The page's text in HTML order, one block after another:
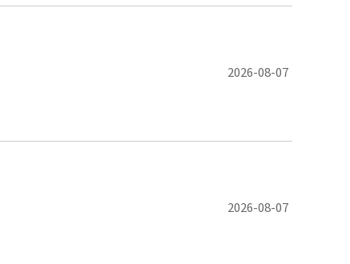
2026-08-07
2026-08-07